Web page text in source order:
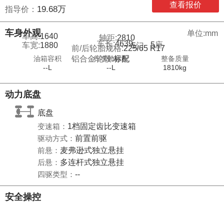
指导价： 19.68万 查看报价
车身外观
单位:mm
车长:4639
车宽:1880 5座
5门
车高:1640 轴距:2810
前/后轮胎规格:225/65 R17
铝合金轮毂:标配
油箱容积
--L
行李舱容积
--L
整备质量
1810kg
动力底盘
底盘
变速箱： 1档固定齿比变速箱
驱动方式： 前置前驱
前悬： 麦弗逊式独立悬挂
后悬： 多连杆式独立悬挂
四驱类型： --
安全操控